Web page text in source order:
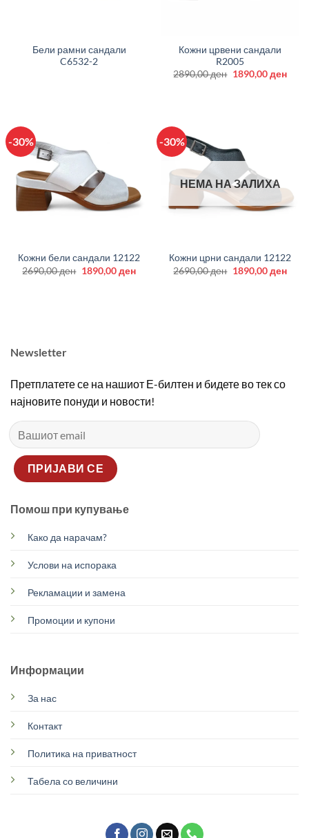
Бели рамни сандали
C6532-2
Кожни црвени сандали
R2005
2890,00ден Original
1890,00ден
-30%
Кожни бели сандали 12122
2690,00ден Original
1890,00денCurrent
-30%
НЕМА НА ЗАЛИХА
Кожни црни сандали 12122
2690,00ден Original
1890,00ден
Newsletter
Претплатете се на нашиот Е-билтен и бидете во тек со
најновите понуди и новости!
Помош при купување
Како да нарачам?
Услови на испорака
Рекламации и замена
Промоции и купони
Информации
За нас
Контакт
Политика на приватност
Табела со величини